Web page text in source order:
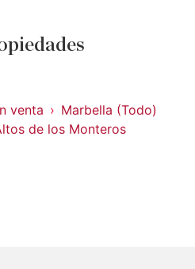
venta
Marbella (Todo)
de los Monteros